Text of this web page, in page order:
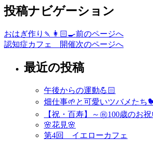
投稿ナビゲーション
おはぎ作り🍡👩🏻‍🍳前のページへ
認知症カフェ 開催次のページへ
最近の投稿
午後からの運動💪🏻
畑仕事🌱と可愛いツバメたち
【祝・百寿】～㊗️100歳のお
🌸花見🌸
第4回 イエローカフェ